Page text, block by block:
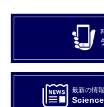
最新の情